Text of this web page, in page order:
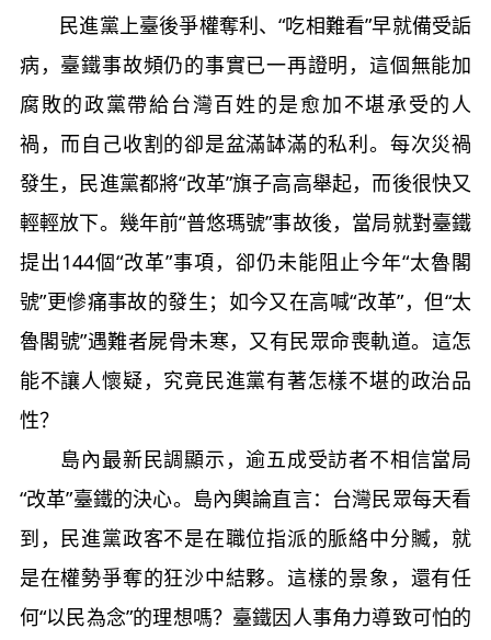
民進黨上臺後爭權奪利、“吃相難看”早就備受詬
病，臺鐵事故頻仍的事實已一再證明，這個無能加
腐敗的政黨帶給台灣百姓的是愈加不堪承受的人
禍，而自己收割的卻是盆滿缽滿的私利。每次災禍
發生，民進黨都將“改革”旗子高高舉起，而後很快又
輕輕放下。幾年前“普悠瑪號”事故後，當局就對臺鐵
提出144個“改革”事項，卻仍未能阻止今年“太魯閣
號”更慘痛事故的發生；如今又在高喊“改革”，但“太
魯閣號”遇難者屍骨未寒，又有民眾命喪軌道。這怎
能不讓人懷疑，究竟民進黨有著怎樣不堪的政治品
性？
島內最新民調顯示，逾五成受訪者不相信當局
“改革”臺鐵的決心。島內輿論直言：台灣民眾每天看
到，民進黨政客不是在職位指派的脈絡中分贓，就
是在權勢爭奪的狂沙中結夥。這樣的景象，還有任
何“以民為念”的理想嗎？臺鐵因人事角力導致可怕的